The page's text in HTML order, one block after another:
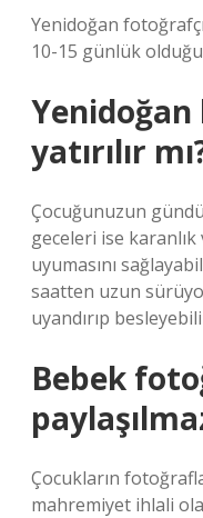
Yenidoğan
10-15 günlük olduğu
yatırılır
Çocuğunuzun
geceleri ise
uyumasını
saatten uzun
uyandırıp
Bebek
Çocukların
mahremiyet ihlali